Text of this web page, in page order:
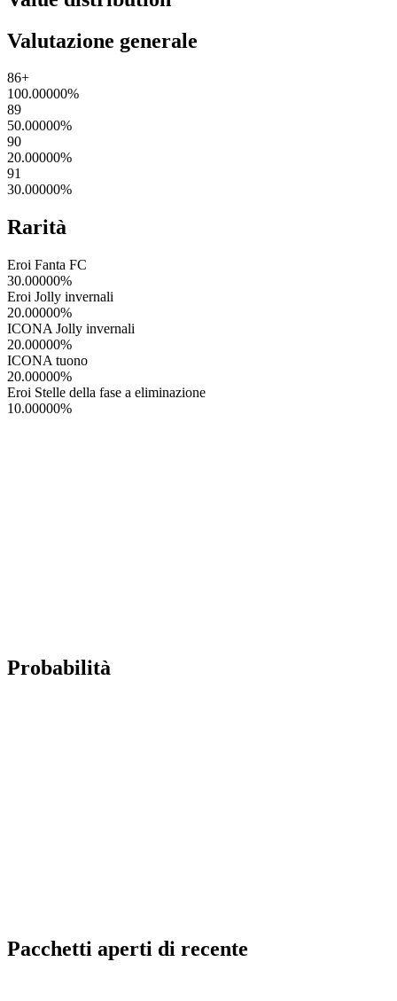
Valutazione generale
86+
100.00000%
89
50.00000%
90
20.00000%
91
30.00000%
Rarità
Eroi Fanta FC
30.00000%
Eroi Jolly invernali
20.00000%
ICONA Jolly invernali
20.00000%
ICONA tuono
20.00000%
Eroi Stelle della fase a eliminazione
10.00000%
Probabilità
Pacchetti aperti di recente